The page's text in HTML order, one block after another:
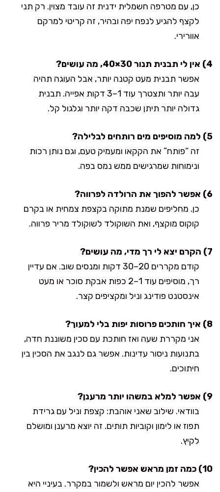
כן, עם מטרפה חשמלית ידנית זה עובד מצוין. רק תני
לקצף להגיע לנפח יפה ובהיר, זה קריטי למרקם
אוורירי.
4) אין לי תבנית תנור 30×40, מה עושים?
אפשר תבנית מעט קטנה יותר, אבל העוגה תהיה
עבה יותר ותצטרך עוד 1–3 דקות אפייה. תבנית
גדולה יותר תיתן שכבה דקה יותר וגלגול קל.
5) למה מוסיפים מים רותחים לבלילה?
זה “פותח” את הקקאו ומעמיק טעם, וגם נותן רכות
ונימוחות שמרגישים ממש נמס בפה.
6) אפשר להפוך את הרולדה לפרווה?
כן. מחליפים שמנת מתוקה בקצפת צמחית או בקרם
קוקוס מוקצף, ואת השוקולד לשוקולד מריר פרווה.
7) הקרם יצא לי רך מדי, מה עושים?
קודם מקררים 20–30 דקות ומנסים שוב. אם עדיין
רך, מוסיפים עוד 1–2 כפות אבקת סוכר או מעט
אינסטנט פודינג וניל ומקציפים קצר.
8) איך חותכים פרוסות יפות בלי למעוך?
אני מקררת שעה ואז חותכת עם סכין משוננת חדה,
בתנועות ניסור עדינות. אפשר גם לנגב את הסכין בין
חיתוכים.
9) אפשר למלא במשהו יותר מרענן?
בוודאי. שילוב שאני אוהבת: קצפת וניל עם גרידת
תפוז או לימון וקוביות תותים. זה יוצא מרענן ומושלם
לקיץ.
10) כמה זמן מראש אפשר להכין?
אפשר להכין יום מראש ולשמור במקרר. בעיניי היא